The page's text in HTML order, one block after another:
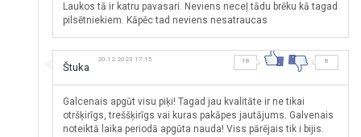
Laukos tā ir katru pavasari. Neviens neceļ tādu brēku kā tagad
pilsētniekiem. Kāpēc tad neviens nesatraucas
Štuka
20.12.2023 17:15 18 8
Galcenais apgūt visu piķi! Tagad jau kvalitāte ir ne tikai
otršķirīgs, treššķirīgs vai kuras pakāpes jautājums. Galvenais
noteiktā laika periodā apgūta nauda! Viss pārējais tik i bijis.